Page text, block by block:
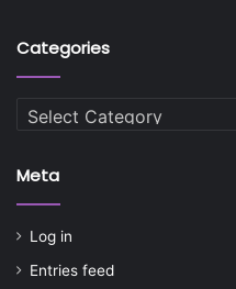
Categories
Categories
Meta
Log in
Entries feed